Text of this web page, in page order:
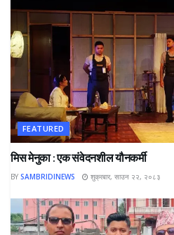
FEATURED
मिस मेनुका : एक संवेदनशील यौनकर्मी
BY SAMBRIDINEWS शुक्रबार, साउन २२, २०८३